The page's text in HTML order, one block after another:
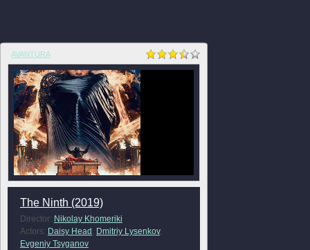
AVANTURA
The Ninth (2019)
Director: Nikolay Khomeriki
Actors: Daisy Head , Dmitriy Lysenkov,
Evgeniy Tsyganov